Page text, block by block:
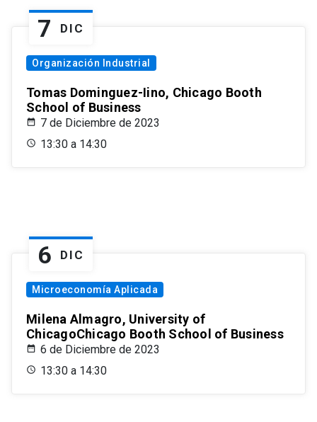
7 DIC
Organización Industrial
Tomas Dominguez-Iino, Chicago Booth
School of Business
7 de Diciembre de 2023
13:30 a 14:30
6 DIC
Microeconomía Aplicada
Milena Almagro, University of
ChicagoChicago Booth School of Business
6 de Diciembre de 2023
13:30 a 14:30